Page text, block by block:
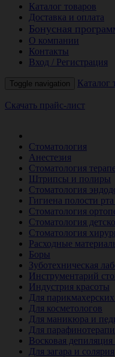
Каталог товаров
Доставка и оплата
Бонусная
О компании
Контакты
Вход / Регистрация
Toggle navigation Каталог
Скачать прайс-лист
Стоматология
Анестезия
Стоматология
Штрипсы и полиры
Стоматология
Гигиена полости
Стоматология
Стоматология
Стоматология
Расходные
Боры
Зуботехническая
Инструментарий
Индустрия красоты
Для
Для косметологов
Для маникюра и
Для
Восковая
Для загара и солярия